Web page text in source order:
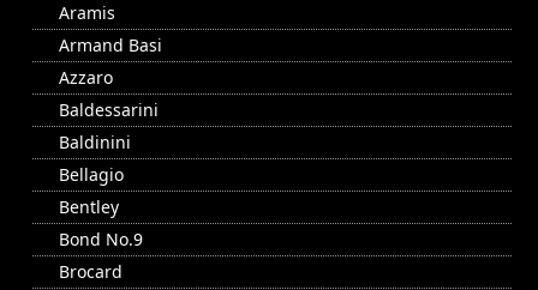
Aramis
Armand Basi
Azzaro
Baldessarini
Baldinini
Bellagio
Bentley
Bond No.9
Brocard